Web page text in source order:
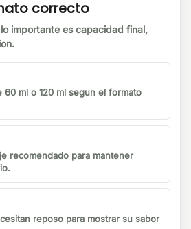
correcto
importante es capacidad final,
60 ml o 120 ml segun el formato
recomendado para mantener
reposo para mostrar su sabor